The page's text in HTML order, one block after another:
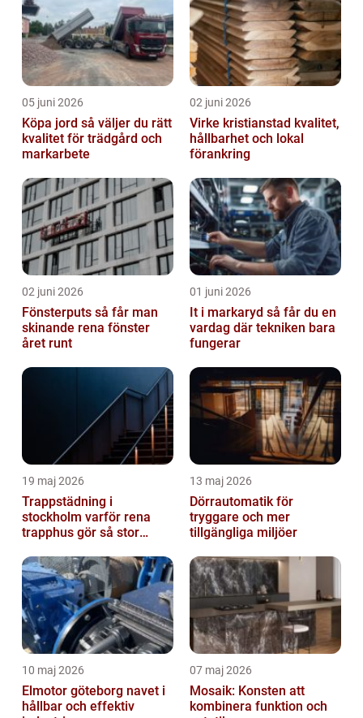
05 juni 2026
Köpa jord så väljer du rätt
kvalitet för trädgård och
markarbete
02 juni 2026
Virke kristianstad kvalitet,
hållbarhet och lokal
förankring
02 juni 2026
Fönsterputs så får man
skinande rena fönster
året runt
01 juni 2026
It i markaryd så får du en
vardag där tekniken bara
fungerar
19 maj 2026
Trappstädning i
stockholm varför rena
trapphus gör så stor
13 maj 2026
Dörrautomatik för
tryggare och mer
tillgängliga miljöer
10 maj 2026
Elmotor göteborg navet i
hållbar och effektiv
07 maj 2026
Mosaik: Konsten att
kombinera funktion och